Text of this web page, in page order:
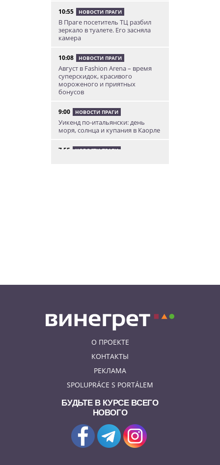
10:55 НОВОСТИ ПРАГИ
В Праге посетитель ТЦ разбил
зеркало в туалете. Его засняла
камера
10:08 НОВОСТИ ПРАГИ
Август в Fashion Arena – время
суперскидок, красивого
мороженого и приятных
бонусов
9:00 НОВОСТИ ПРАГИ
Уикенд по-итальянски: день
моря, солнца и купания в Каорле
7:55 НОВОСТИ ПРАГИ
О ПРОЕКТЕ
КОНТАКТЫ
РЕКЛАМА
SPOLUPRÁCE S PORTÁLEM
БУДЬТЕ В КУРСЕ ВСЕГО
НОВОГО